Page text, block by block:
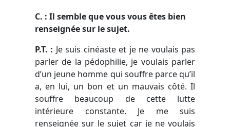
C. : Il semble que vous vous êtes bien
renseignée sur le sujet.
P.T. : Je suis cinéaste et je ne voulais pas
parler de la pédophilie, je voulais parler
d’un jeune homme qui souffre parce qu’il
a, en lui, un bon et un mauvais côté. Il
souffre beaucoup de cette lutte
intérieure constante. Je me suis
renseignée sur le sujet car je ne voulais